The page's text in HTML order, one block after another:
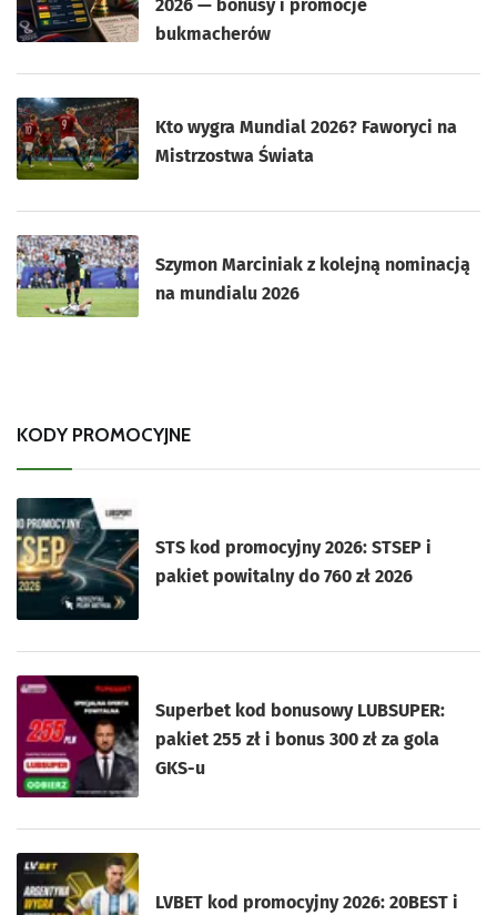
2026 — bonusy i promocje
bukmacherów
Kto wygra Mundial 2026? Faworyci na
Mistrzostwa Świata
Szymon Marciniak z kolejną nominacją
na mundialu 2026
KODY PROMOCYJNE
STS kod promocyjny 2026: STSEP i
pakiet powitalny do 760 zł 2026
Superbet kod bonusowy LUBSUPER:
pakiet 255 zł i bonus 300 zł za gola
GKS-u
LVBET kod promocyjny 2026: 20BEST i